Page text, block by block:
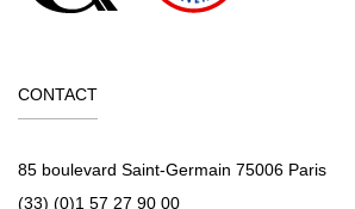
CONTACT
85 boulevard Saint-Germain 75006 Paris
(33) (0)1 57 27 90 00